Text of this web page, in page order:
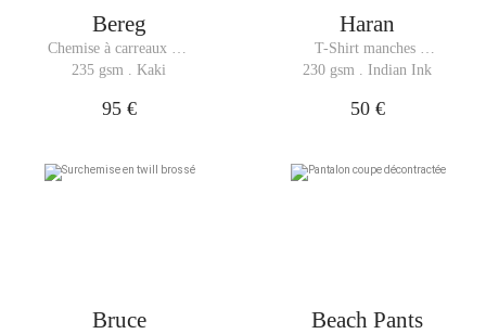
Bereg
Chemise à carreaux en
flanelle
235 gsm . Kaki
95 €
Haran
T-Shirt manches
longues épais
230 gsm . Indian Ink
50 €
Bruce Beach Pants